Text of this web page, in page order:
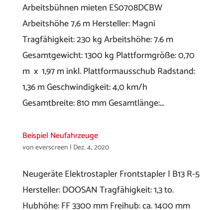
Arbeitsbühnen mieten ES0708DCBW
Arbeitshöhe 7,6 m Hersteller: Magni
Tragfähigkeit: 230 kg Arbeitshöhe: 7.6 m
Gesamtgewicht: 1300 kg Plattformgröße: 0,70
m x 1,97 m inkl. Plattformausschub Radstand:
1,36 m Geschwindigkeit: 4,0 km/h
Gesamtbreite: 810 mm Gesamtlänge:...
Beispiel Neufahrzeuge
voneverscreen | Dez. 4, 2020
Neugeräte Elektrostapler Frontstapler | B13 R-5
Hersteller: DOOSAN Tragfähigkeit: 1,3 to.
Hubhöhe: FF 3300 mm Freihub: ca. 1400 mm